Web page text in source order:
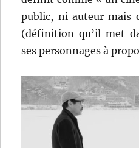
public, ni auteur mais
(définition qu’il met
ses personnages à